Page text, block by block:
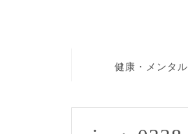
健康・メンタル